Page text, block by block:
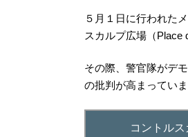
５月１日に行われた
スカルプ広場（Place
その際、警官隊がデ
の批判が高まっていま